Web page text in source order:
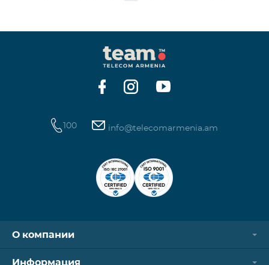
минуты международных звонков 1700 драм.
Стоимость одного МБ для абонентов постоплатной
системы составит 50 драм, а для предоплатных
абонентов, при первой попытке пользования
100 info@telecomarmenia.am
О компании
Информация